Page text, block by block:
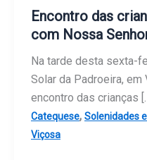
Encontro das
com Nossa
Na tarde desta sexta-
Solar da Padroeira, em
encontro das crianças […]
Catequese, Solenidades
Viçosa